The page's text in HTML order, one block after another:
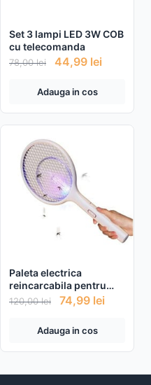
Set 3 lampi LED 3W COB
cu telecomanda
78,00lei 44,99 lei
Adauga in cos
Paleta electrica
reincarcabila pentru
tantari si insecte
120,00lei 74,99 lei
Adauga in cos